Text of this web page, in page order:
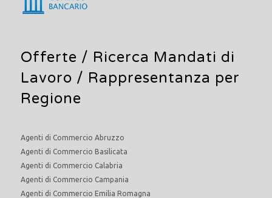
Offerte / Ricerca Mandati di
Lavoro / Rappresentanza per
Regione
Agenti di Commercio Abruzzo
Agenti di Commercio Basilicata
Agenti di Commercio Calabria
Agenti di Commercio Campania
Agenti di Commercio Emilia Romagna